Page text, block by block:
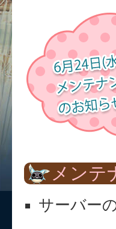
メンテ
サーバー